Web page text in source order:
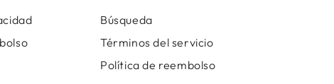
Búsqueda
Términos del servicio
Política de reembolso